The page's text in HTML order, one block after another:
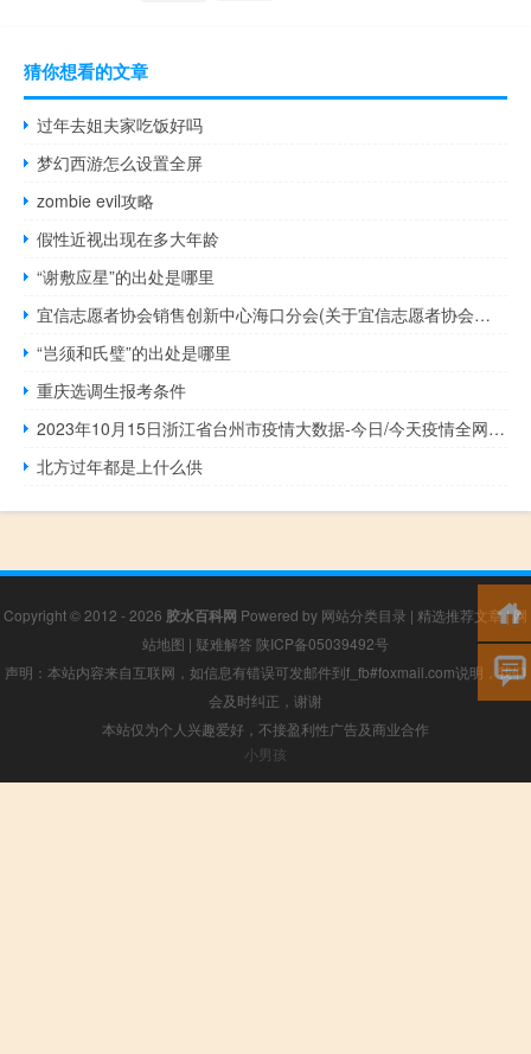
猜你想看的文章
过年去姐夫家吃饭好吗
梦幻西游怎么设置全屏
zombie evil攻略
假性近视出现在多大年龄
“谢敷应星”的出处是哪里
宜信志愿者协会销售创新中心海口分会(关于宜信志愿者协会销售创新中心海口分会简述)
“岂须和氏璧”的出处是哪里
重庆选调生报考条件
2023年10月15日浙江省台州市疫情大数据-今日/今天疫情全网搜索最新实时消息动态情况通知播报
北方过年都是上什么供
Copyright © 2012 - 2026 胶水百科网 Powered by 网站分类目录 | 精选推荐文章|网
站地图 | 疑难解答 陕ICP备05039492号
声明：本站内容来自互联网，如信息有错误可发邮件到f_fb#foxmail.com说明，我们
会及时纠正，谢谢
本站仅为个人兴趣爱好，不接盈利性广告及商业合作
小男孩